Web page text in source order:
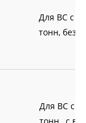
Для ВС с
тонн,
Для ВС с
тонн, с